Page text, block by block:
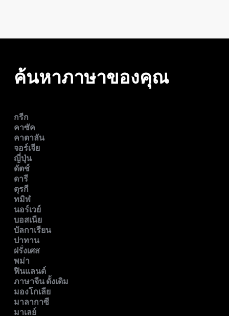
ค้นหาภาษาของคุณ
กรีก
คาซัค
คาตาลัน
จอร์เจีย
ญี่ปุ่น
ดัตช์
ดารี
ตุรกี
ทมิฬ
นอร์เวย์
บอสเนีย
บัลกาเรียน
ปาทาน
ฝรั่งเศส
พม่า
ฟินแลนด์
ภาษาจีน ดั้งเดิม
มองโกเลีย
มาลากาซี
มาเลย์